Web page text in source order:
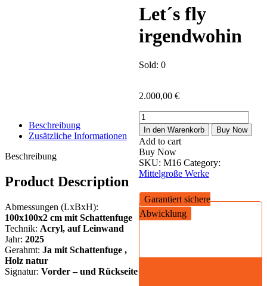
Let´s fly
irgendwohin
Sold: 0
2.000,00 €
Let
´s
fly
irgendwohin
Menge
In den Warenkorb Buy Now
Add to cart
Buy Now
SKU: M16 Category:
Mittelgroße Werke
Garantiert sichere
Abwicklung
Beschreibung
Zusätzliche Informationen
Beschreibung
Product Description
Abmessungen (LxBxH):
100x100x2 cm mit Schattenfuge
Technik: Acryl, auf Leinwand
Jahr: 2025
Gerahmt: Ja mit Schattenfuge ,
Holz natur
Signatur: Vorder – und Rückseite